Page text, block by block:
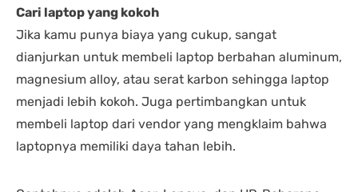
Cari laptop yang kokoh
Jika kamu punya biaya yang cukup, sangat
dianjurkan untuk membeli laptop berbahan aluminum,
magnesium alloy, atau serat karbon sehingga laptop
menjadi lebih kokoh. Juga pertimbangkan untuk
membeli laptop dari vendor yang mengklaim bahwa
laptopnya memiliki daya tahan lebih.